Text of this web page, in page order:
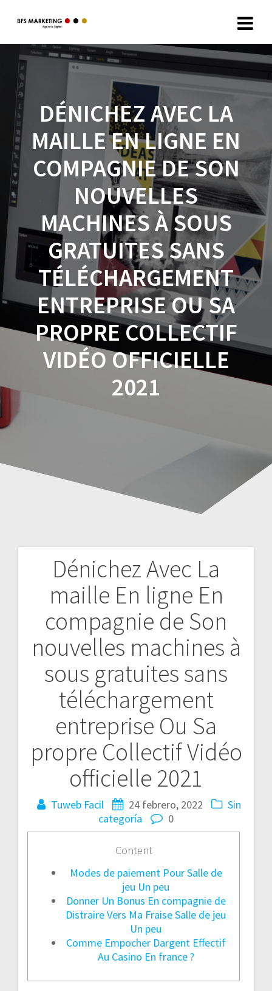
DÉNICHEZ AVEC LA
MAILLE EN LIGNE EN
COMPAGNIE DE SON
NOUVELLES
MACHINES À SOUS
GRATUITES SANS
TÉLÉCHARGEMENT
ENTREPRISE OU SA
PROPRE COLLECTIF
VIDÉO OFFICIELLE
2021
Dénichez Avec La
maille En ligne En
compagnie de Son
nouvelles machines à
sous gratuites sans
téléchargement
entreprise Ou Sa
propre Collectif Vidéo
officielle 2021
Tuweb Facil 24 febrero, 2022
Sin
categoría
0
Content
Modes de paiement Pour Salle de
jeu Un peu
Donner Un Bonus En compagnie de
Distraire Vers Ma Fraise Salle de jeu
Un peu
Comme Empocher Dargent Effectif
Au Casino En france ?
Navegación
entradas